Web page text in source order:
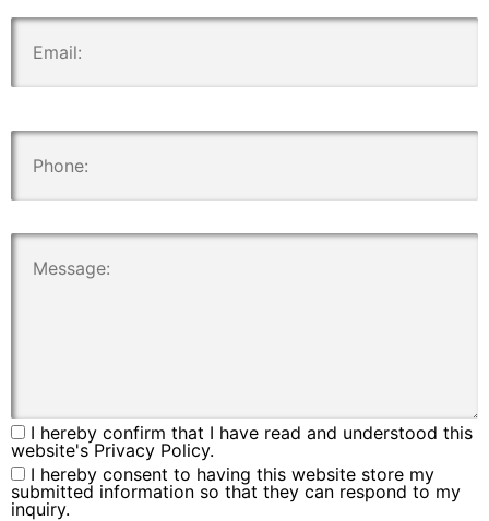
I hereby confirm that I have read and understood this
website's Privacy Policy.
I hereby consent to having this website store my
submitted information so that they can respond to my
inquiry.